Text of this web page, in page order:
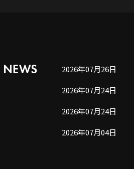
2026年07月26日
2026年07月24日
2026年07月24日
2026年07月04日